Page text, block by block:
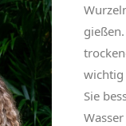
wichtig
Sie